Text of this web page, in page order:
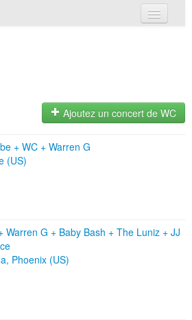
Ajoutez un concert de WC
+ WC + Warren G
(US)
Warren G + Baby Bash + The Luniz + JJ
Phoenix (US)